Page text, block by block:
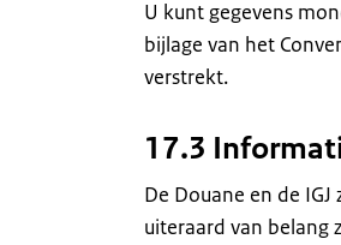
U kunt gegevens
bijlage van het
verstrekt.
17.3
De Douane en de
uiteraard van belang